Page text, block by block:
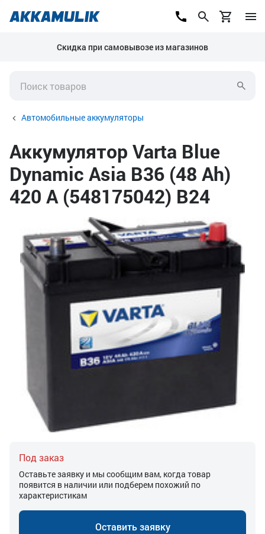
Скидка при самовывозе из магазинов
Автомобильные аккумуляторы
Аккумулятор Varta Blue
Dynamic Asia B36 (48 Ah)
420 А (548175042) B24
Под заказ
Оставьте заявку и мы сообщим вам, когда товар
появится в наличии или подберем похожий по
характеристикам
Оставить заявку